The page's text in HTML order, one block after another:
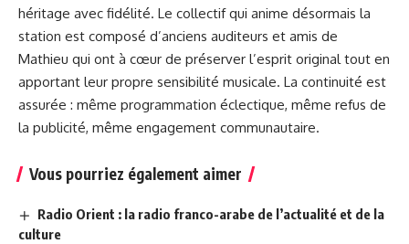
héritage avec fidélité. Le collectif qui anime désormais la
station est composé d’anciens auditeurs et amis de
Mathieu qui ont à cœur de préserver l’esprit original tout en
apportant leur propre sensibilité musicale. La continuité est
assurée : même programmation éclectique, même refus de
la publicité, même engagement communautaire.
Vous pourriez également aimer
Radio Orient : la radio franco-arabe de l’actualité et de la
culture